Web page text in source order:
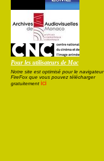
Pour les utilisateurs de Mac
Notre site est optimisé pour le navigateur
FireFox que vous pouvez télécharger
gratuitement ici